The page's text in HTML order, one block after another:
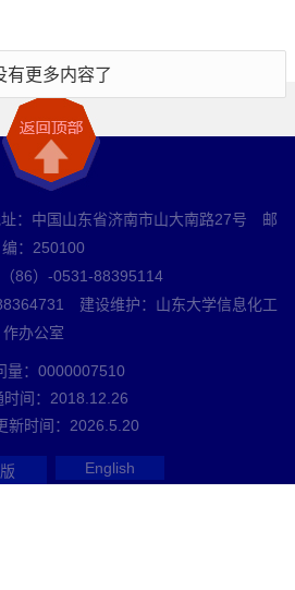
有更多内容了
：中国山东省济南市山大南路27号 邮
编：250100
86）-0531-88395114
建设维护：山东大学信息化工
作办公室
量： 0000007510
间： 2018 12 26
新时间： 2026 5 20
English